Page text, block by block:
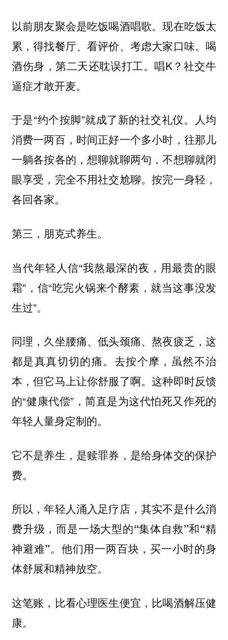
以前朋友聚会是吃饭喝酒唱歌。现在吃饭太
累，得找餐厅、看评价、考虑大家口味。喝
酒伤身，第二天还耽误打工。唱K？社交牛
逼症才敢开麦。
于是“约个按脚”就成了新的社交礼仪。人均
消费一两百，时间正好一个多小时，往那儿
一躺各按各的，想聊就聊两句，不想聊就闭
眼享受，完全不用社交尬聊。按完一身轻，
各回各家。
第三，朋克式养生。
当代年轻人信“我熬最深的夜，用最贵的眼
霜”，信“吃完火锅来个酵素，就当这事没发
生过”。
同理，久坐腰痛、低头颈痛、熬夜疲乏，这
都是真真切切的痛。去按个摩，虽然不治
本，但它马上让你舒服了啊。这种即时反馈
的“健康代偿”，简直是为这代怕死又作死的
年轻人量身定制的。
它不是养生，是赎罪券，是给身体交的保护
费。
所以，年轻人涌入足疗店，其实不是什么消
费升级，而是一场大型的“集体自救”和“精
神避难”。 他们用一两百块，买一小时的身
体舒展和精神放空。
这笔账，比看心理医生便宜，比喝酒解压健
康。